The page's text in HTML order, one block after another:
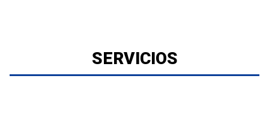
SERVICIOS